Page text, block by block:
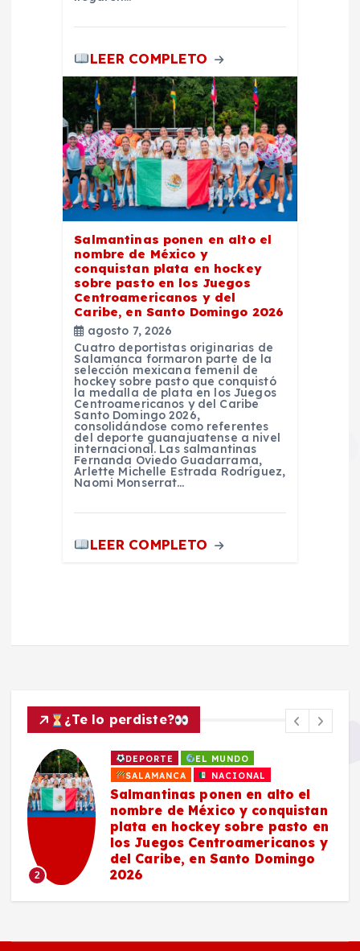
LEER COMPLETO
Salmantinas ponen en alto el
nombre de México y
conquistan plata en hockey
sobre pasto en los Juegos
Centroamericanos y del
Caribe, en Santo Domingo 2026
agosto 7, 2026
Cuatro deportistas originarias de
Salamanca formaron parte de la
selección mexicana femenil de
hockey sobre pasto que conquistó
la medalla de plata en los Juegos
Centroamericanos y del Caribe
Santo Domingo 2026,
consolidándose como referentes
del deporte guanajuatense a nivel
internacional. Las salmantinas
Fernanda Oviedo Guadarrama,
Arlette Michelle Estrada Rodríguez,
Naomi Monserrat…
LEER COMPLETO
¿Te lo perdiste?
2
DEPORTE
EL MUNDO
SALAMANCA
NACIONAL
Salmantinas ponen en alto el
nombre de México y conquistan
plata en hockey sobre pasto en
los Juegos Centroamericanos y
del Caribe, en Santo Domingo
2026